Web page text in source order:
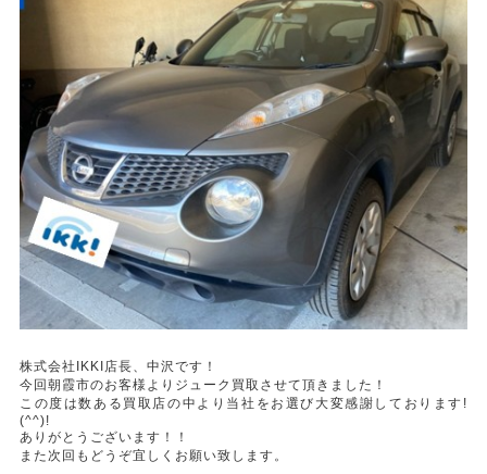
株式会社IKKI店長、中沢です！
今回朝霞市のお客様よりジューク買取させて頂きました！
この度は数ある買取店の中より当社をお選び大変感謝しております!
(^^)!
ありがとうございます！！
また次回もどうぞ宜しくお願い致します。